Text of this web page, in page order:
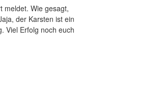
meldet. Wie gesagt,
der Karsten ist ein
Viel Erfolg noch euch